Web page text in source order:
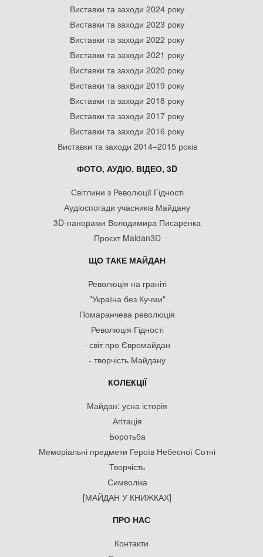
Виставки та заходи 2024 року
Виставки та заходи 2023 року
Виставки та заходи 2022 року
Виставки та заходи 2021 року
Виставки та заходи 2020 року
Виставки та заходи 2019 року
Виставки та заходи 2018 року
Виставки та заходи 2017 року
Виставки та заходи 2016 року
Виставки та заходи 2014–2015 років
ФОТО, АУДІО, ВІДЕО, 3D
Світлини з Революції Гідності
Аудіоспогади учасників Майдану
3D-панорами Володимира Писаренка
Проєкт Maidan3D
ЩО ТАКЕ МАЙДАН
Революція на граніті
"Україна без Кучми"
Помаранчева революція
Революція Гідності
- світ про Євромайдан
- творчість Майдану
КОЛЕКЦІЇ
Майдан: усна історія
Агітація
Боротьба
Меморіальні предмети Героїв Небесної Сотні
Творчість
Символіка
[МАЙДАН У КНИЖКАХ]
ПРО НАС
Контакти